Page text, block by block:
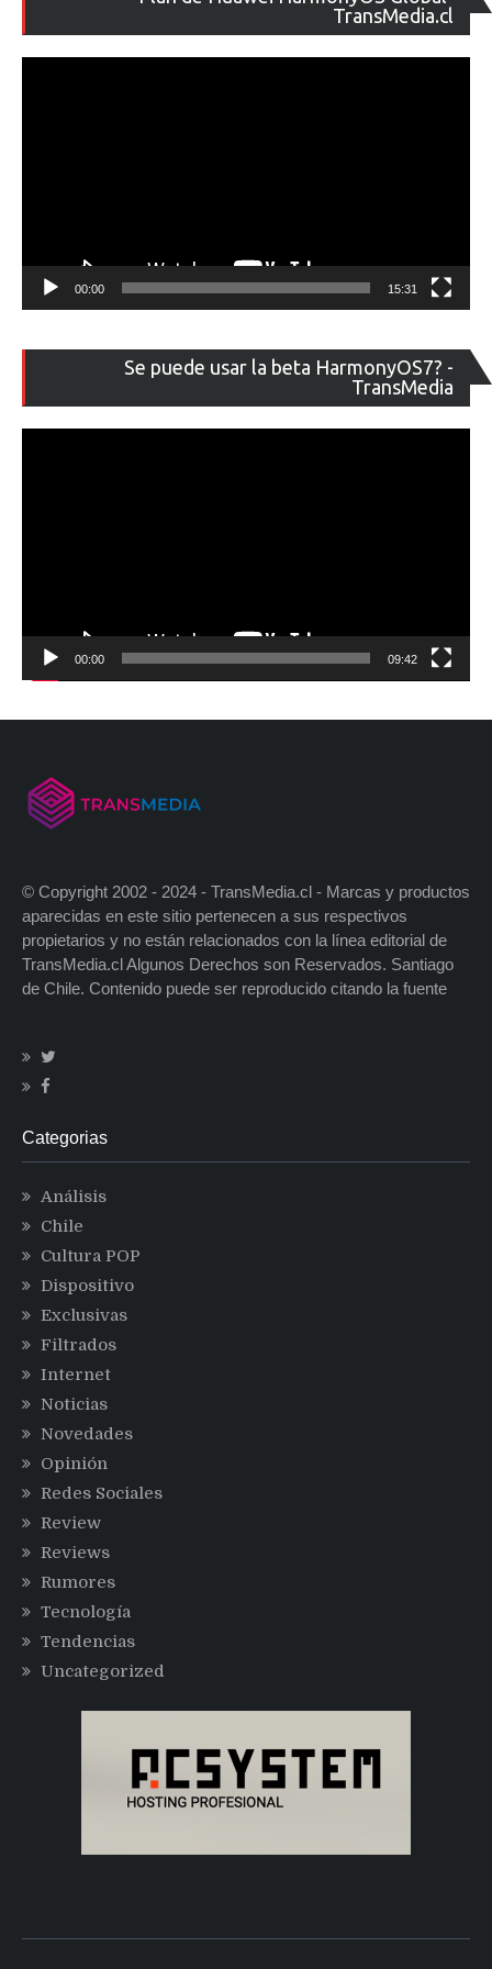
TransMedia.cl
de
00:00 15:31
Se puede usar la beta HarmonyOS7? -
TransMedia
de
00:00 09:42
© Copyright 2002 - 2024 - TransMedia.cl - Marcas y productos
aparecidas en este sitio pertenecen a sus respectivos
propietarios y no están relacionados con la línea editorial de
TransMedia.cl Algunos Derechos son Reservados. Santiago
de Chile. Contenido puede ser reproducido citando la fuente
Categorias
Análisis
Chile
Cultura POP
Dispositivo
Exclusivas
Filtrados
Internet
Noticias
Novedades
Opinión
Redes Sociales
Review
Reviews
Rumores
Tecnología
Tendencias
Uncategorized